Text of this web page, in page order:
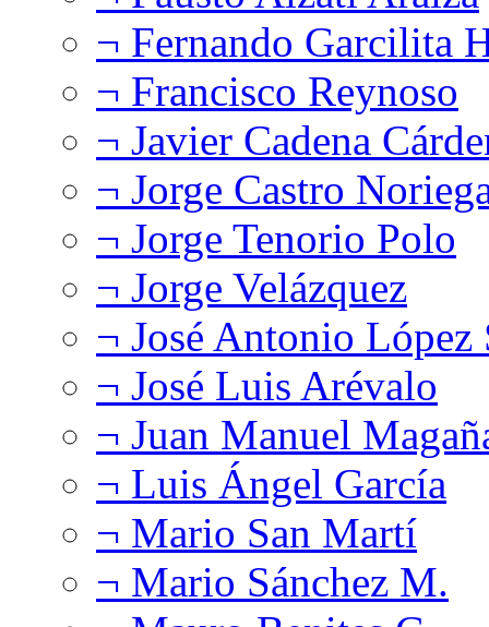
¬ Fernando Garcilita
¬ Francisco Reynoso
¬ Javier Cadena
¬ Jorge Castro
¬ Jorge Tenorio Polo
¬ Jorge Velázquez
¬ José Antonio López
¬ José Luis Arévalo
¬ Juan Manuel
¬ Luis Ángel García
¬ Mario San Martí
¬ Mario Sánchez M.